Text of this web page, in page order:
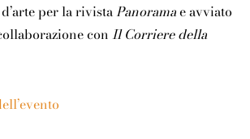
per la rivistaPanoramae avviato
con Il Corriere della